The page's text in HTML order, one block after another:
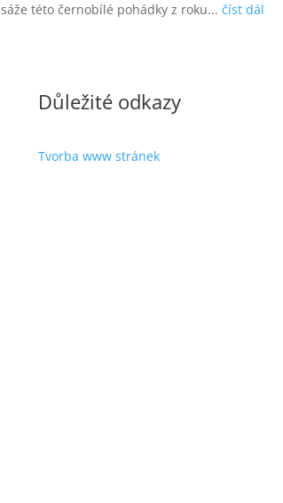
této černobílé pohádky z roku...číst dál
Důležité odkazy
Tvorba www stránek